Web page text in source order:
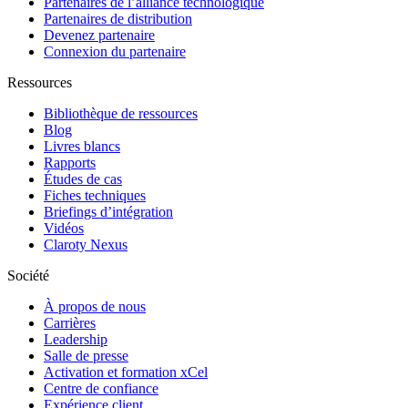
Partenaires de distribution
Devenez partenaire
Connexion du partenaire
Ressources
Bibliothèque de ressources
Blog
Livres blancs
Rapports
Études de cas
Fiches techniques
Briefings d’intégration
Vidéos
Claroty Nexus
Société
À propos de nous
Carrières
Leadership
Salle de presse
Activation et formation xCel
Centre de confiance
Expérience client